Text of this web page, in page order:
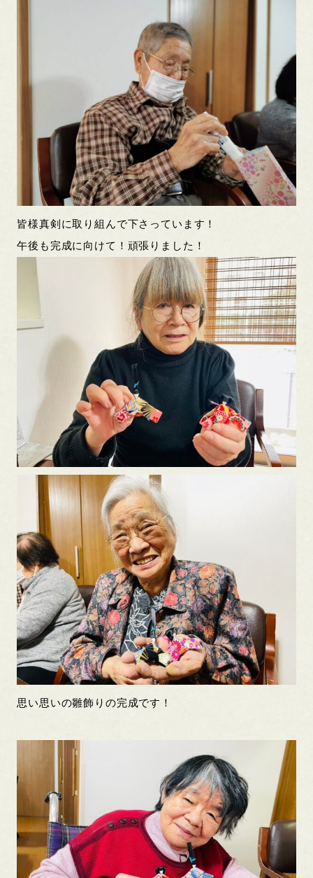
皆様真剣に取り組んで下さっています！
午後も完成に向けて！頑張りました！
思い思いの雛飾りの完成です！